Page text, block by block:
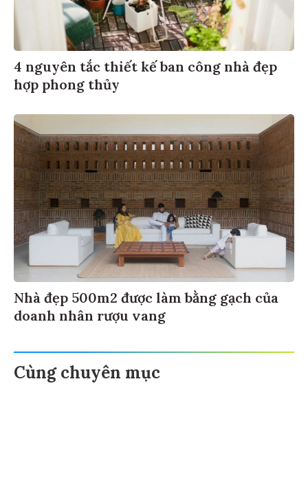
4 nguyên tắc thiết kế ban công nhà đẹp
hợp phong thủy
Nhà đẹp 500m2 được làm bằng gạch của
doanh nhân rượu vang
Cùng chuyên mục